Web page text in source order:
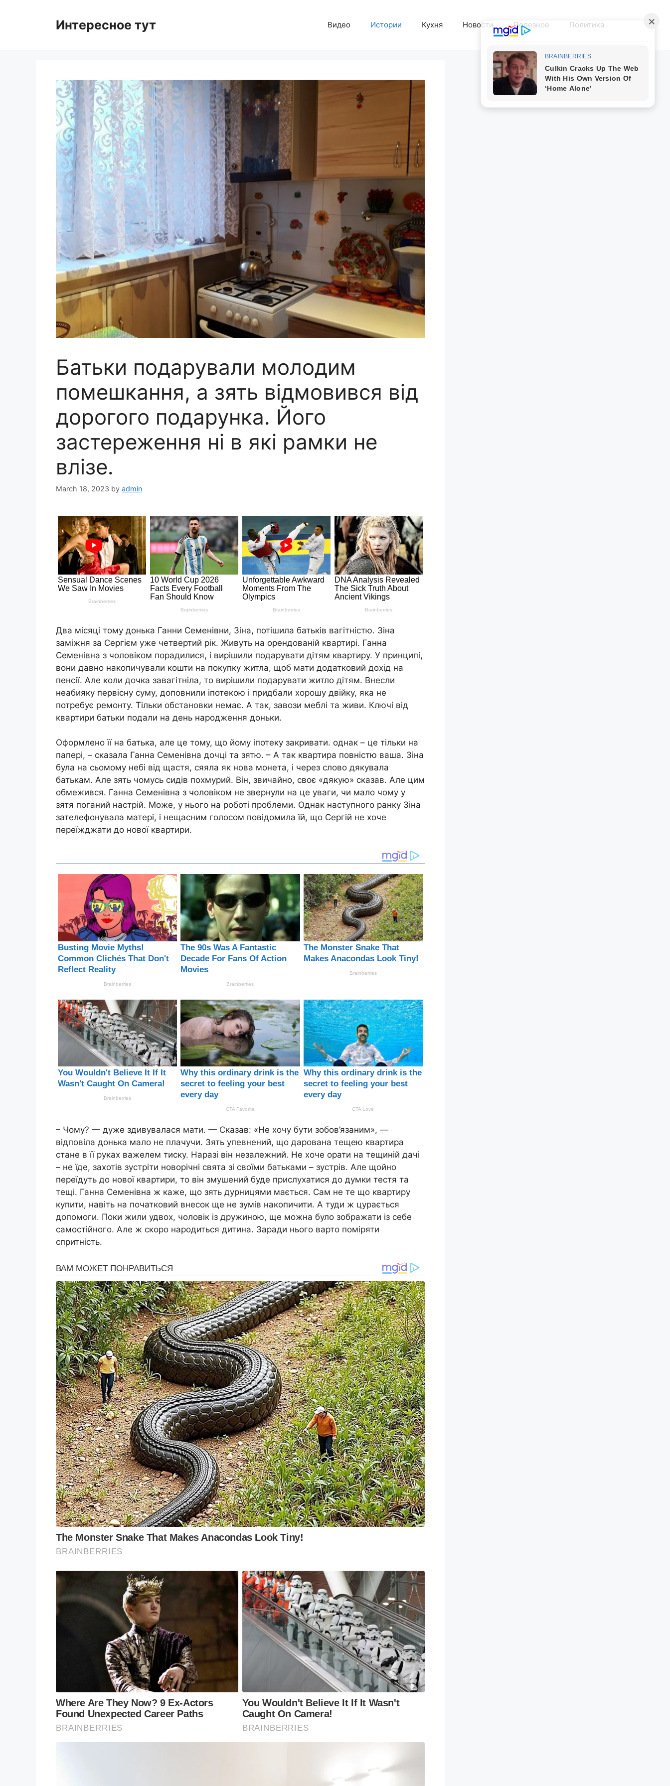
Интересное тут Видео Истории Кухня Новости Полезное Политика
Батьки подарували молодим
помешкання, а зять відмовився від
дорогого подарунка. Його
застереження ні в які рамки не
влізе.
March 18, 2023 by admin
Два місяці тому донька Ганни Семенівни, Зіна, потішила батьків вагітністю. Зіна
заміжня за Сергієм уже четвертий рік. Живуть на орендованій квартирі. Ганна
Семенівна з чоловіком порадилися, і вирішили подарувати дітям квартиру. У принципі,
вони давно накопичували кошти на покупку житла, щоб мати додатковий дохід на
пенсії. Але коли дочка завагітніла, то вирішили подарувати житло дітям. Внесли
неабияку первісну суму, доповнили іпотекою і придбали хорошу двійку, яка не
потребує ремонту. Тільки обстановки немає. А так, завози меблі та живи. Ключі від
квартири батьки подали на день народження доньки.
Оформлено її на батька, але це тому, що йому іпотеку закривати. однак – це тільки на
папері, – сказала Ганна Семенівна дочці та зятю. – А так квартира повністю ваша. Зіна
була на сьомому небі від щастя, сяяла як нова монета, і через слово дякувала
батькам. Але зять чомусь сидів похмурий. Він, звичайно, своє «дякую» сказав. Але цим
обмежився. Ганна Семенівна з чоловіком не звернули на це уваги, чи мало чому у
зятя поганий настрій. Може, у нього на роботі проблеми. Однак наступного ранку Зіна
зателефонувала матері, і нещасним голосом повідомила їй, що Сергій не хоче
переїжджати до нової квартири.
– Чому? — дуже здивувалася мати. — Сказав: «Не хочу бути зобов’язаним», —
відповіла донька мало не плачучи. Зять упевнений, що дарована тещею квартира
стане в її руках важелем тиску. Наразі він незалежний. Не хоче орати на тещиній дачі
– не їде, захотів зустріти новорічні свята зі своїми батьками – зустрів. Але щойно
переїдуть до нової квартири, то він змушений буде прислухатися до думки тестя та
тещі. Ганна Семенівна ж каже, що зять дурницями мається. Сам не те що квартиру
купити, навіть на початковий внесок ще не зумів накопичити. А туди ж цурається
допомоги. Поки жили удвох, чоловік із дружиною, ще можна було зображати із себе
самостійного. Але ж скоро народиться дитина. Заради нього варто поміряти
спритність.